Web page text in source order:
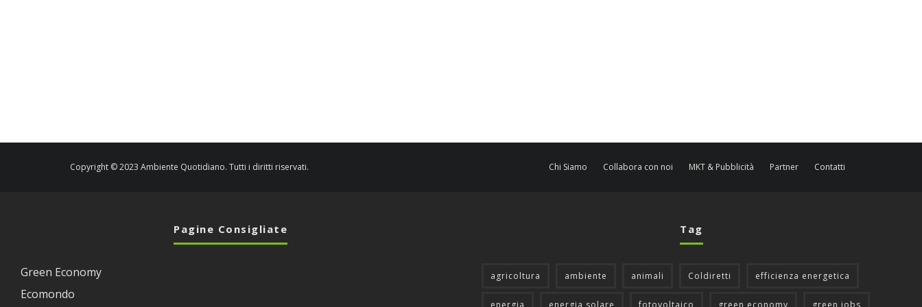
Copyright © 2023 Ambiente Quotidiano. Tutti i diritti riservati. Chi Siamo Collabora con noi MKT & Pubblicità Partner Contatti
Pagine Consigliate
Green Economy
Ecomondo
Tag
agricoltura ambiente animali Coldiretti efficienza energetica
energia energia solare fotovoltaico green economy green jobs